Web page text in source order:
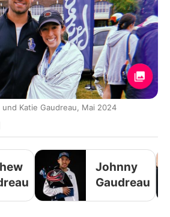
und Katie Gaudreau, Mai 2024
Johnny
Gaudreau